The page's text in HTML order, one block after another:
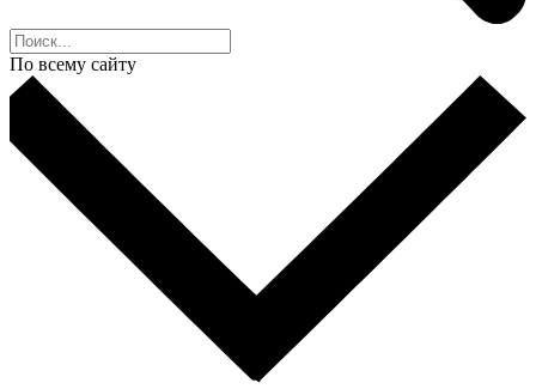
По всему сайту